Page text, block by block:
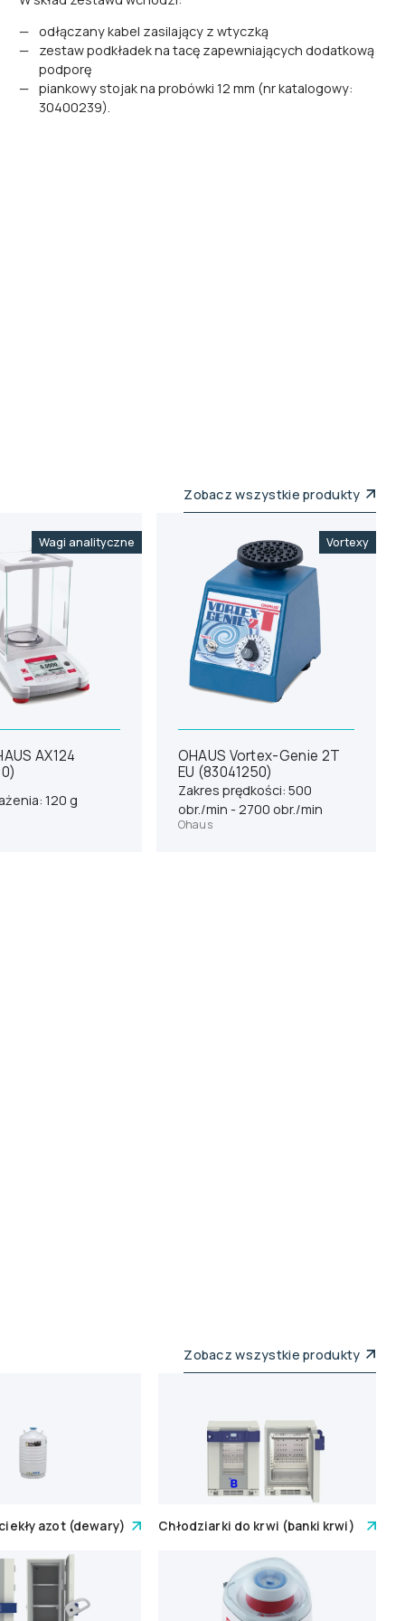
odłączany kabel zasilający z wtyczką
zestaw podkładek na tacę zapewniających dodatkową
podporę
piankowy stojak na probówki 12 mm (nr katalogowy:
30400239).
Zobacz wszystkie produkty
Wagi analityczne
AX124
120 g
Vortexy
OHAUS Vortex-Genie 2T
EU (83041250)
Zakres prędkości: 500
obr./min - 2700 obr./min
Ohaus
Zobacz wszystkie produkty
azot (dewary) Chłodziarki do krwi (banki krwi)